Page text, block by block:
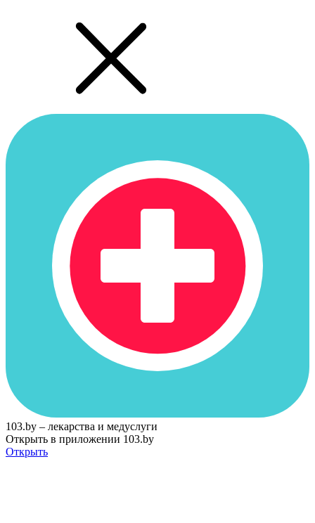
103.by – лекарства и медуслуги
Открыть в приложении 103.by
Открыть